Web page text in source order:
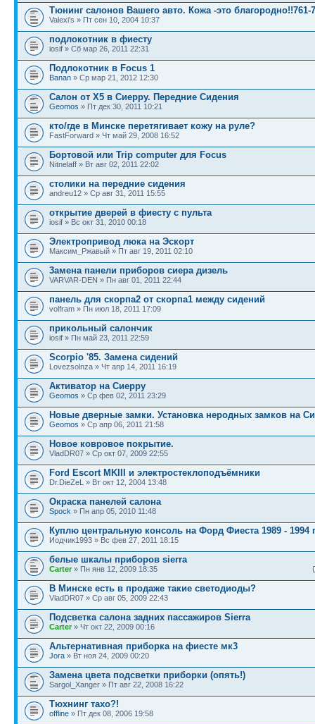
Тюнинг салонов Вашего авто. Кожа -это благородно!!761-
Valexi's » Пт сен 10, 2004 10:37
подлокотник в фиесту
iosif » Сб мар 26, 2011 22:31
Подлокотник в Focus 1
Banan » Ср мар 21, 2012 12:30
Салон от Х5 в Сиерру. Передние Сидения
Geomos » Пт дек 30, 2011 10:21
кто/где в Минске перетягивает кожу на руле?
FastForward » Чт май 29, 2008 16:52
Бортовой или Trip computer для Focus
Nitnelaff » Вт авг 02, 2011 22:02
столики на передние сидения
andreu12 » Ср авг 31, 2011 15:55
открытие дверей в фиесту с пульта
iosif » Вс окт 31, 2010 00:18
Электропривод люка на Эскорт
Максим_Ржавый » Пт авг 19, 2011 02:10
3aмена панели приборов сиера дизель
VARVAR-DEN » Пн авг 01, 2011 22:44
панель для скорпа2 от скорпа1 между сидений
volfram » Пн июл 18, 2011 17:09
прикольный салончик
iosif » Пн май 23, 2011 22:59
Scorpio '85. Замена сидений
Lovezsolnza » Чт апр 14, 2011 16:19
Активатор на Сиерру
Geomos » Ср фев 02, 2011 23:29
Новые дверные замки. Установка неродных замков на
Geomos » Ср апр 06, 2011 21:58
Новое ковровое покрытие.
VladDR07 » Ср окт 07, 2009 22:55
Ford Escort MKIII и электростеклоподъёмники
Dr.DieZeL » Вт окт 12, 2004 13:48
Окраска панелей салона
Spock » Пн апр 05, 2010 11:48
Куплю центральную консоль на Форд Фиеста 1989 - 1994
Иодчик1993 » Вс фев 27, 2011 18:15
белые шкалы приборов sierra
Carter» Пн янв 12, 2009 18:35
В Минске есть в продаже такие светодиоды?
VladDR07 » Ср авг 05, 2009 22:43
Подсветка салона задних пассажиров Sierra
Carter» Чт окт 22, 2009 00:16
Альтернативная приборка на фиесте мк3
Jora » Вт ноя 24, 2009 00:20
Замена цвета подсветки приборки (опять!)
Sargol_Xanger » Пт авг 22, 2008 16:22
Тюхнинг тахо?!
offline » Пт дек 08, 2006 19:58